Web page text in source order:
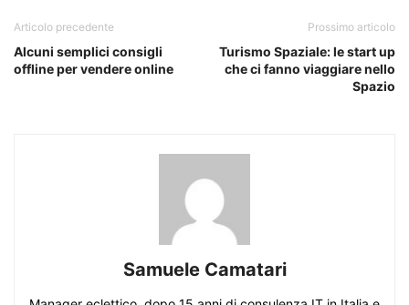
Articolo precedente
Alcuni semplici consigli
offline per vendere online
Prossimo articolo
Turismo Spaziale: le start up
che ci fanno viaggiare nello
Spazio
Samuele Camatari